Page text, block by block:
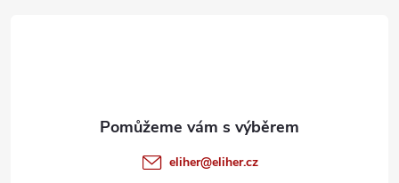
eliher@eliher.cz